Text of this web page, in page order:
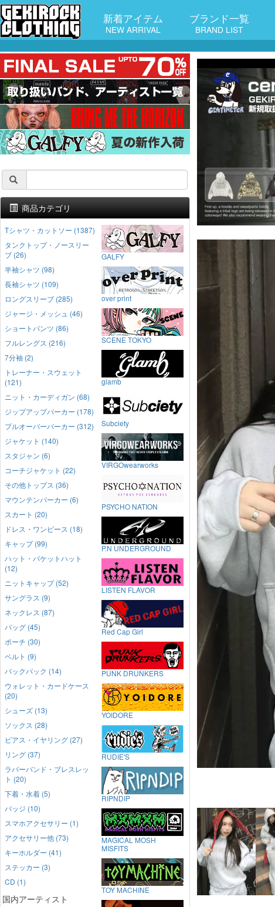
新着アイテム
NEW ARRIVAL
ブランド一覧
BRAND LIST
商品カテゴリ
Tシャツ・カットソー (1387)
タンクトップ・ノースリー
ブ (26)
半袖シャツ (98)
長袖シャツ (109)
ロングスリーブ (285)
ジャージ・メッシュ (46)
ショートパンツ (86)
フルレングス (216)
7分袖 (2)
トレーナー・スウェット
(121)
ニット・カーディガン (68)
ジップアップパーカー (178)
プルオーバーパーカー (312)
ジャケット (140)
スタジャン (6)
コーチジャケット (22)
その他トップス (36)
マウンテンパーカー (6)
スカート (20)
ドレス・ワンピース (18)
キャップ (99)
ハット・バケットハット
(12)
ニットキャップ (52)
サングラス (9)
ネックレス (87)
バッグ (45)
ポーチ (30)
ベルト (9)
バックパック (14)
ウォレット・カードケース
(20)
シューズ (13)
ソックス (28)
ピアス・イヤリング (27)
リング (37)
ラバーバンド・ブレスレッ
ト (20)
下着・水着 (5)
バッジ (10)
スマホアクセサリー (1)
アクセサリー他 (73)
キーホルダー (41)
ステッカー (3)
CD (1)
国内アーティスト
GALFY
over print
SCENE TOKYO
glamb
Subciety
VIRGOwearworks
PSYCHO NATION
P.N UNDERGROUND
LISTEN FLAVOR
Red Cap Girl
PUNK DRUNKERS
YOIDORE
RUDIE'S
RIPNDIP
MAGICAL MOSH
MISFITS
TOY MACHINE